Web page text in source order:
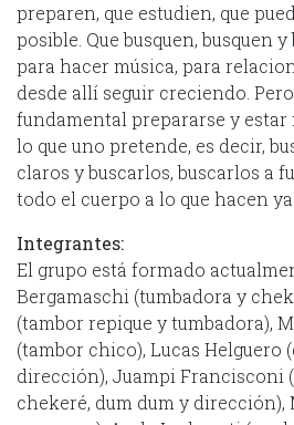
preparen, que estudien, que
posible. Que busquen, busquen
para hacer música, para
desde allí seguir creciendo.
fundamental prepararse y
lo que uno pretende, es decir,
claros y buscarlos, buscarlos a
todo el cuerpo a lo que hacen
Integrantes:
El grupo está formado
Bergamaschi (tumbadora y
(tambor repique y tumbadora),
(tambor chico), Lucas Helguero
dirección), Juampi Francisconi
chekeré, dum dum y dirección),